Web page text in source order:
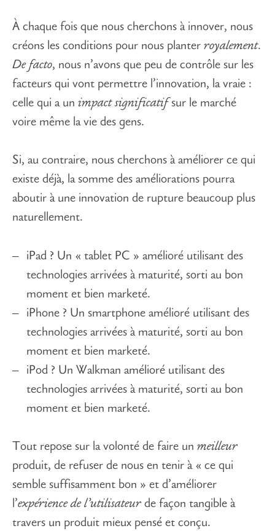
À chaque fois que nous cherchons à innover, nous
créons les conditions pour nous planter royalement.
De facto, nous n’avons que peu de contrôle sur les
facteurs qui vont permettre l’innovation, la vraie :
celle qui a un impact significatifsur le marché
voire même la vie des gens.
Si, au contraire, nous cherchons à améliorer ce qui
existe déjà, la somme des améliorations pourra
aboutir à une innovation de rupture beaucoup plus
naturellement.
iPad ? Un « tablet PC » amélioré utilisant des
technologies arrivées à maturité, sorti au bon
moment et bien marketé.
iPhone ? Un smartphone amélioré utilisant des
technologies arrivées à maturité, sorti au bon
moment et bien marketé.
iPod ? Un Walkman amélioré utilisant des
technologies arrivées à maturité, sorti au bon
moment et bien marketé.
Tout repose sur la volonté de faire un meilleur
produit, de refuser de nous en tenir à « ce qui
semble suffisamment bon » et d’améliorer
l’expérience de l’utilisateurde façon tangible à
travers un produit mieux pensé et conçu.